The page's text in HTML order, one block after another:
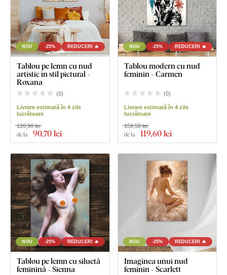
NOU -25% REDUCERI 🔥
Tablou pe lemn cu nud
artistic în stil pictural -
Roxana
(0)
Livrare estimată în 4 zile
lucrătoare
de la 90,70 lei
120,90 lei
NOU -25% REDUCERI 🔥
Tablou modern cu nud
feminin - Carmen
(0)
Livrare estimată în 4 zile
lucrătoare
de la 119,60 lei
159,50 lei
NOU -25% REDUCERI 🔥
Tablou pe lemn cu siluetă
feminină - Sienna
NOU -25% REDUCERI 🔥
Imaginea unui nud
feminin - Scarlett